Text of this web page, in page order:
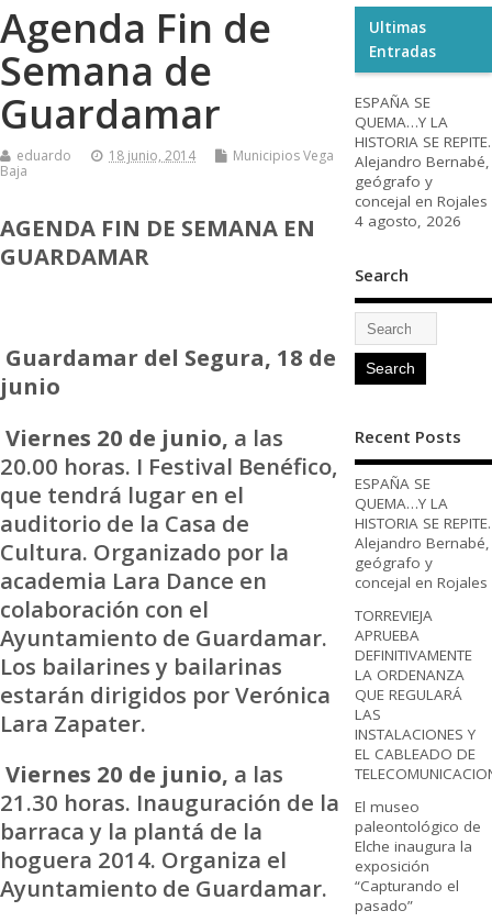
Agenda Fin de
Semana de
Guardamar
eduardo 18 junio, 2014
Municipios Vega
Baja
AGENDA FIN DE SEMANA EN
GUARDAMAR
Guardamar del Segura, 18 de
junio
Viernes 20 de junio, a las
20.00 horas. I Festival Benéfico,
que tendrá lugar en el
auditorio de la Casa de
Cultura. Organizado por la
academia Lara Dance en
colaboración con el
Ayuntamiento de Guardamar.
Los bailarines y bailarinas
estarán dirigidos por Verónica
Lara Zapater.
Viernes 20 de junio, a las
21.30 horas. Inauguración de la
barraca y la plantá de la
hoguera 2014. Organiza el
Ayuntamiento de Guardamar.
Ultimas
Entradas
ESPAÑA SE
QUEMA…Y LA
HISTORIA SE REPITE.
Alejandro Bernabé,
geógrafo y
concejal en Rojales
4 agosto, 2026
Search
Recent Posts
ESPAÑA SE
QUEMA…Y LA
HISTORIA SE REPITE.
Alejandro Bernabé,
geógrafo y
concejal en Rojales
TORREVIEJA
APRUEBA
DEFINITIVAMENTE
LA ORDENANZA
QUE REGULARÁ
LAS
INSTALACIONES Y
EL CABLEADO DE
El museo
paleontológico de
Elche inaugura la
exposición
“Capturando el
pasado”